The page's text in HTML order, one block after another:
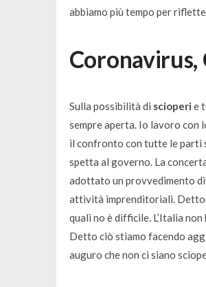
abbiamo più tempo per
Coronavirus,
Sulla possibilità di scioperi e
sempre aperta. Io lavoro con
il confronto con tutte le parti
spetta al governo. La
adottato un provvedimento
attività imprenditoriali. Detto
quali no è difficile. L’Italia
Detto ciò stiamo facendo
auguro che non ci siano